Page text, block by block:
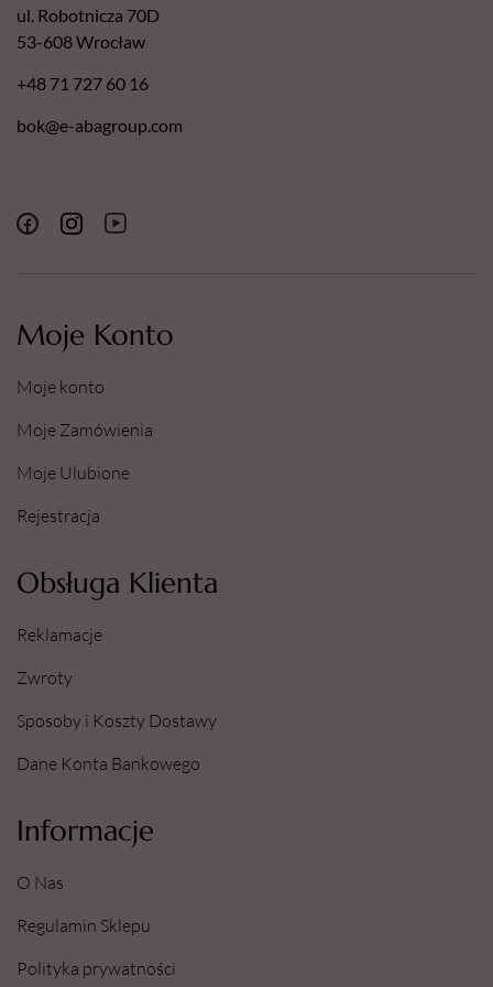
Moje Konto
Moje konto
Moje Zamówienia
Moje Ulubione
Rejestracja
Obsługa Klienta
Reklamacje
Zwroty
Sposoby i Koszty Dostawy
Dane Konta Bankowego
Informacje
O Nas
Regulamin Sklepu
Polityka prywatności
ul. Robotnicza 70D
53-608 Wrocław
+48 71 727 60 16
bok@e-abagroup.com